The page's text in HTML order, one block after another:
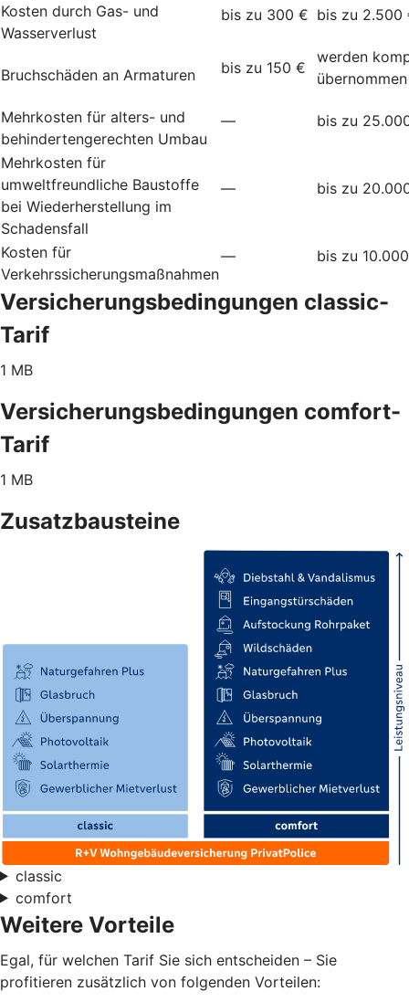
Kosten durch Gas- und
Wasserverlust
bis zu 300 € bis zu 2.500
Bruchschäden an Armaturen bis zu 150 €
werden
übernommen
Mehrkosten für alters- und
behindertengerechten Umbau
— bis zu
Mehrkosten für
umweltfreundliche Baustoffe
bei Wiederherstellung im
Schadensfall
— bis zu
Kosten für
Verkehrssicherungsmaßnahmen
— bis zu
Versicherungsbedingungen classic-
Tarif
1 MB
Versicherungsbedingungen comfort-
Tarif
1 MB
Zusatzbausteine
classic
comfort
Weitere Vorteile
Egal, für welchen Tarif Sie sich entscheiden – Sie
profitieren zusätzlich von folgenden Vorteilen: